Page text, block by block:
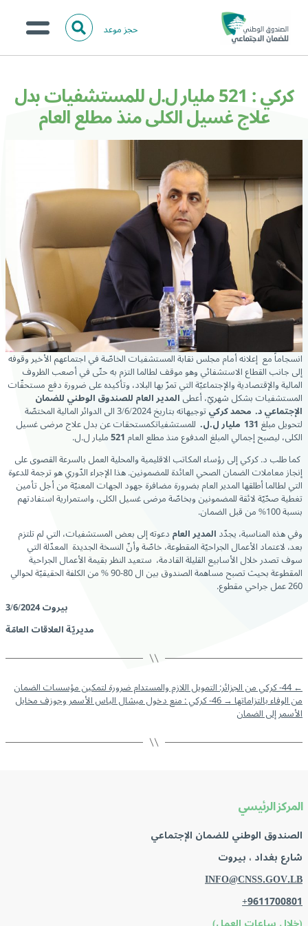
حجز موعد ا
ل
ث
الخدمات الالكترونية
المركز الإعلامي
تواصل معنا
البحث
كركي : 521 مليار ل.ل للمستشفيات بدل
علاج غسيل الكلى منذ مطلع العام
انسجاماً مع إعلانه أمام مجلس نقابة المستشفيات الخاصّة في اجتماعهم الأخير وقوفه
إلى جانب القطاع الاستشفائي وهو موقف لطالما التزم به حتّى في أصعب الظروف
المالية والإقتصادية والإجتماعيّة التي تمرّ بها البلاد، وتأكيده على ضرورة دفع مستحقّات
المستشفيات بشكل شهريّ، أعطىالمدير العام للصندوق الوطني للضمان
الإجتماعيد. محمد كركي توجيهاته بتاريخ 3/6/2024 الى الدوائر المالية المختصّة
لتحويل مبلغ131 مليار ل.ل. للمستشفياتكمستحقات عن بدل علاج مرضى غسيل
الكلى، ليصبح إجمالي المبلغ المدفوع منذ مطلع العام521مليار ل.ل.
كما طلب د. كركي إلى رؤساء المكاتب الاقليمية والمحلية العمل بالسرعة القصوى على
إنجاز معاملات الضمان الصحي العائدة للمضمونين. هذا الإجراء الدّوري هو ترجمة للدعوة
التي لطالما أطلقها المدير العام بضرورة مضافرة جهود الجهات المعنيّة من أجل تأمين
تغطية صحّيّة لائقة للمضمونين وبخاصّة مرضى غسيل الكلى، واستمرارية استفادتهم
بنسبة 100% من قبل الضمان.
وفي هذه المناسبة، يجدّدالمدير العامدعوته إلى بعض المستشفيات، التي لم تلتزم
بعد، لاعتماد الأعمال الجراحيّة المقطوعة، خاصّة وأنّ النسخة الجديدة المعدّلة التي
سوف تصدر خلال الأسابيع القليلة القادمة، ستعيد النظر بقيمة الأعمال الجراحية
المقطوعة بحيث تصبح مساهمة الصندوق بين ال 80-90 % من الكلفة الحقيقيّة لحوالي
260 عمل جراحي مقطوع.
بيروت 3/6/2024
مديريّة العلاقات العامّة
← 44- كركي من الجزائر: التمويل اللازم والمستدام ضرورة لتمكين مؤسسات الضمان
من الوفاء بالتزاماتها→ 46- كركي : منع دخول ميشال الياس الأسمر وجوزف مخايل
الأسمر إلى الضمان
المركز الرئيسي
الصندوق الوطني للضمان الإجتماعي
شارع بغداد ، بيروت
INFO@CNSS.GOV.LB
+9611700801